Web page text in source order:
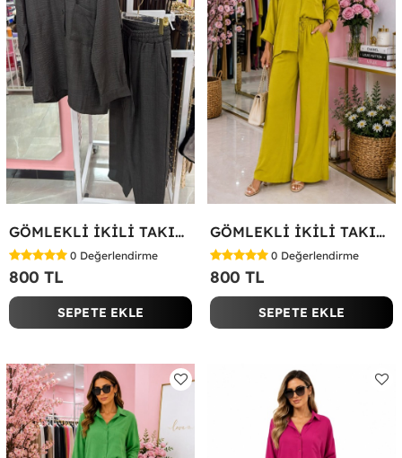
GÖMLEKLİ İKİLİ TAKIM Siyah
0 Değerlendirme
800 TL
SEPETE EKLE
GÖMLEKLİ İKİLİ TAKIM Yağ Yeşili
0 Değerlendirme
800 TL
SEPETE EKLE